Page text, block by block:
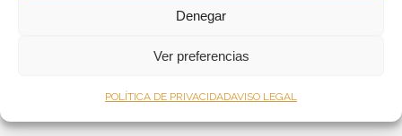
Denegar
Ver preferencias
POLÍTICA DE PRIVACIDADAVISO LEGAL
un acabado en latón y al igual que el resto de
elementos se destacan por sus formas
cuarto y creando una atmósfera acogedora.